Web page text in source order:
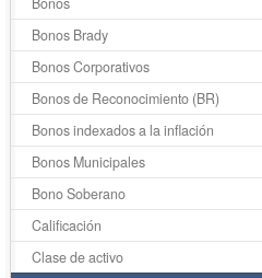
Bonos Brady
Bonos Corporativos
Bonos de Reconocimiento (BR)
Bonos indexados a la inflación
Bonos Municipales
Bono Soberano
Calificación
Clase de activo